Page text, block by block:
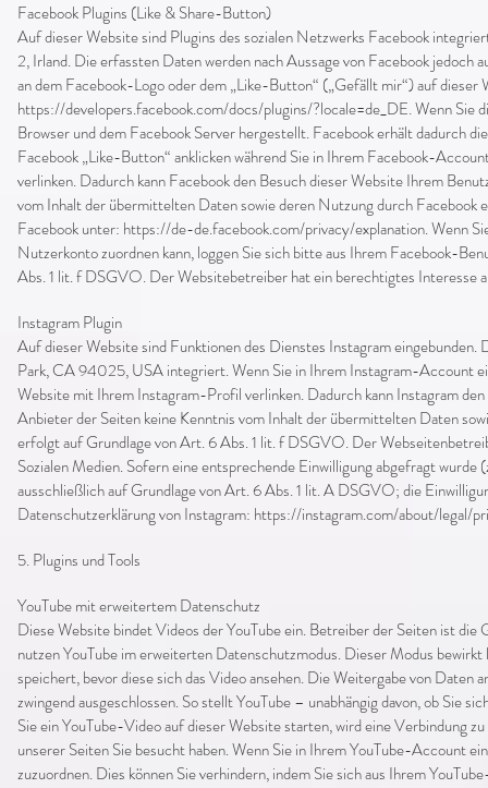
Facebook Plugins (Like & Share-Button)
Auf dieser Website sind Plugins des sozialen Netzwerks Facebook
2, Irland. Die erfassten Daten werden nach Aussage von Facebook
an dem Facebook-Logo oder dem „Like-Button“ („Gefällt mir“) auf
https://developers.facebook.com/docs/plugins/?locale=de_DE.Wenn Sie
Browser und dem Facebook Server hergestellt. Facebook erhält dadurch
Facebook „Like-Button“ anklicken während Sie in Ihrem Facebook-
verlinken. Dadurch kann Facebook den Besuch dieser Website Ihrem
vom Inhalt der übermittelten Daten sowie deren Nutzung durch
Facebook unter: https://de-de.facebook.com/privacy/explanation.Wenn
Nutzerkonto zuordnen kann, loggen Sie sich bitte aus Ihrem Facebook-
Abs. 1 lit. f DSGVO. Der Websitebetreiber hat ein berechtigtes Interesse
Instagram Plugin
Auf dieser Website sind Funktionen des Dienstes Instagram
Park, CA 94025, USA integriert. Wenn Sie in Ihrem Instagram-Account
Website mit Ihrem Instagram-Profil verlinken. Dadurch kann Instagram
Anbieter der Seiten keine Kenntnis vom Inhalt der übermittelten Daten
erfolgt auf Grundlage von Art. 6 Abs. 1 lit. f DSGVO. Der
Sozialen Medien. Sofern eine entsprechende Einwilligung abgefragt
ausschließlich auf Grundlage von Art. 6 Abs. 1 lit. A DSGVO; die
Datenschutzerklärung von Instagram: https://instagram.com/about/legal/
5. Plugins und Tools
YouTube mit erweitertem Datenschutz
Diese Website bindet Videos der YouTube ein. Betreiber der Seiten ist
nutzen YouTube im erweiterten Datenschutzmodus. Dieser Modus
speichert, bevor diese sich das Video ansehen. Die Weitergabe von
zwingend ausgeschlossen. So stellt YouTube – unabhängig davon, ob Sie
Sie ein YouTube-Video auf dieser Website starten, wird eine Verbindung
unserer Seiten Sie besucht haben. Wenn Sie in Ihrem YouTube-Account
zuzuordnen. Dies können Sie verhindern, indem Sie sich aus Ihrem